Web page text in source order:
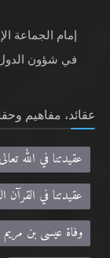
إمام الجماعة
في شؤون الدول
عقائد، مفاهيم
عقيدتنا في الله تعالى
عقيدتنا في القرآن
وفاة عيسى بن مريم